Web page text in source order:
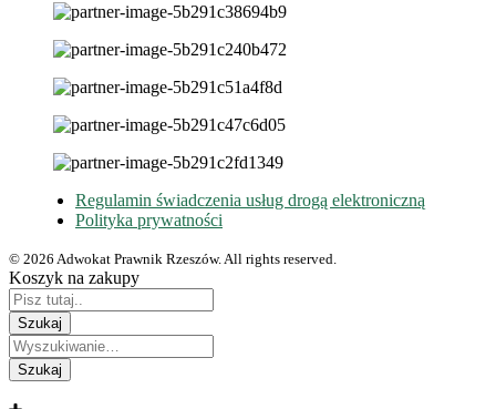
Regulamin świadczenia usług drogą elektroniczną
Polityka prywatności
© 2026 Adwokat Prawnik Rzeszów. All rights reserved.
Koszyk na zakupy